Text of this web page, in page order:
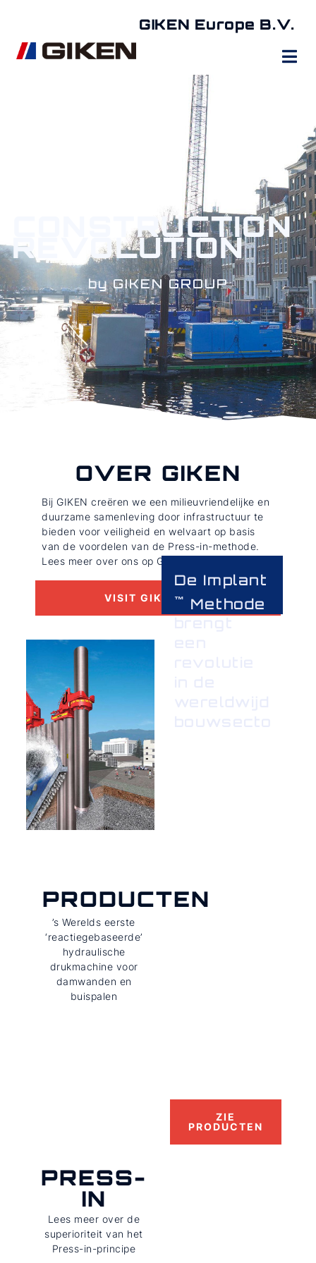
GIKEN Europe B.V.
CONSTRUCTION
REVOLUTION
by GIKEN GROUP
OVER GIKEN
Bij GIKEN creëren we een milieuvriendelijke en
duurzame samenleving door infrastructuur te
bieden voor veiligheid en welvaart op basis
van de voordelen van de Press-in-methode.
Lees meer over ons op GIKEN.com
VISIT GIKEN.COM
De Implant
Methode
PRODUCTEN
’s Werelds eerste
‘reactiegebaseerde’
hydraulische
drukmachine voor
damwanden en
buispalen
ZIE
PRODUCTEN
PRESS-
IN
Lees meer over de
superioriteit van het
Press-in-principe